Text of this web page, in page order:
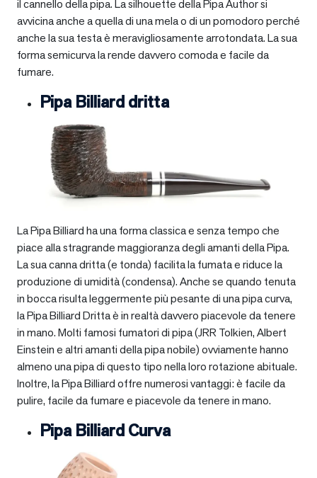
il cannello della pipa. La silhouette della Pipa Author si
avvicina anche a quella di una mela o di un pomodoro perché
anche la sua testa è meravigliosamente arrotondata. La sua
forma semicurva la rende davvero comoda e facile da
fumare.
Pipa Billiard dritta
La Pipa Billiard ha una forma classica e senza tempo che
piace alla stragrande maggioranza degli amanti della Pipa.
La sua canna dritta (e tonda) facilita la fumata e riduce la
produzione di umidità (condensa). Anche se quando tenuta
in bocca risulta leggermente più pesante di una pipa curva,
la Pipa Billiard Dritta è in realtà davvero piacevole da tenere
in mano. Molti famosi fumatori di pipa (JRR Tolkien, Albert
Einstein e altri amanti della pipa nobile) ovviamente hanno
almeno una pipa di questo tipo nella loro rotazione abituale.
Inoltre, la Pipa Billiard offre numerosi vantaggi: è facile da
pulire, facile da fumare e piacevole da tenere in mano.
Pipa Billiard Curva